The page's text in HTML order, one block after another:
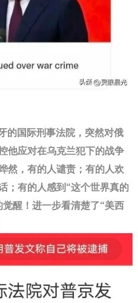
的国际刑事法院，突然对俄
他应对在乌克兰犯下的战争
然，有的人谴责；有的人欢
；有的人感到“这个世界真的
醒！进一步看清楚了“美西